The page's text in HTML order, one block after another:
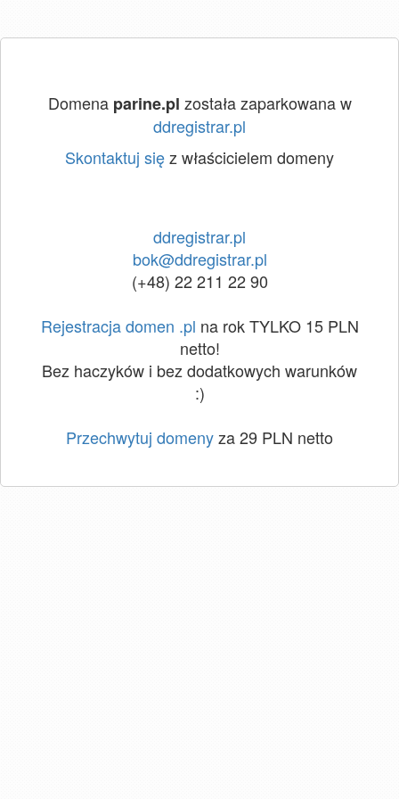
Domena parine.pl została zaparkowana w
ddregistrar.pl
Skontaktuj sięz właścicielem domeny
ddregistrar.pl
bok@ddregistrar.pl
(+48) 22 211 22 90
Rejestracja domen .pl na rok TYLKO 15 PLN
netto!
Bez haczyków i bez dodatkowych warunków
:)
Przechwytuj domenyza 29 PLN netto